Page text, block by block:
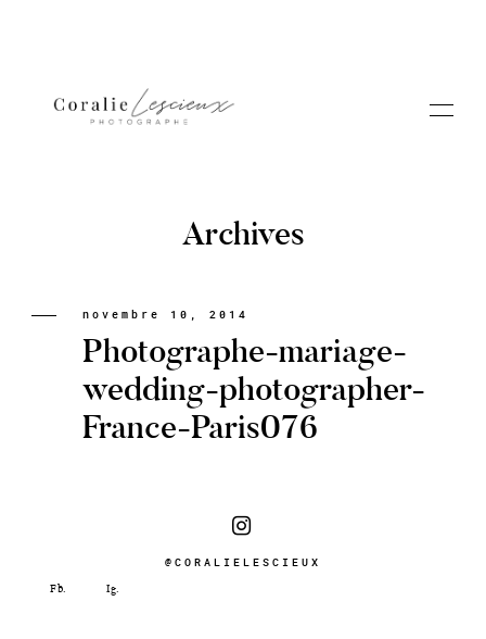
Portfolio
A PROPOS CORALIE
Archives
novembre 10, 2014
Photographe-mariage-
wedding-photographer-
France-Paris076
@CORALIELESCIEUX